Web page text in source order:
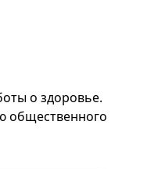
о здоровье.
общественного